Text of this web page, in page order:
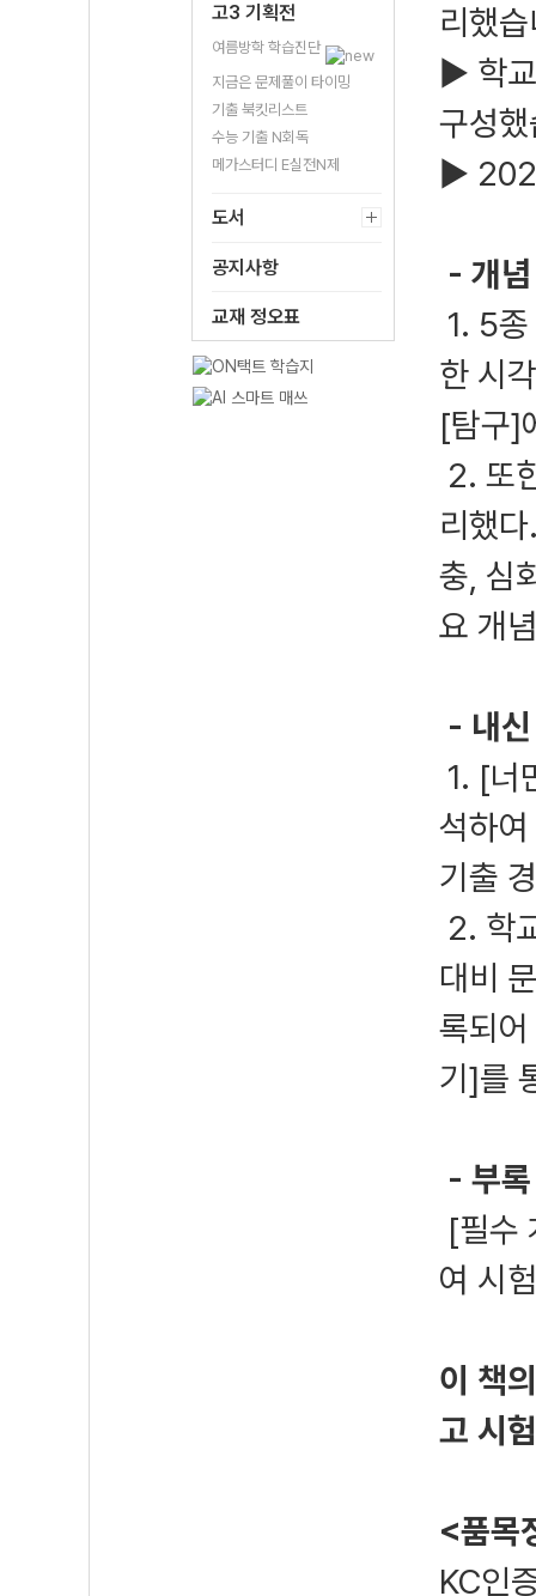
고3 기획전
여름방학 학습진단
지금은 문제풀이 타이밍
기출 북킷리스트
수능 기출 N회독
메가스터디 E실전N제
도서
공지사항
교재 정오표
리했
▶ 학
구성
▶
- 개
1. 5
한 시
[탐구]
2. 또
리했
충, 심
요 개
- 내
1. [너
석하
기출
2. 학
대비
록되
기]를
- 부록
[필수
여 시
이 책
고 시
<품목
KC인